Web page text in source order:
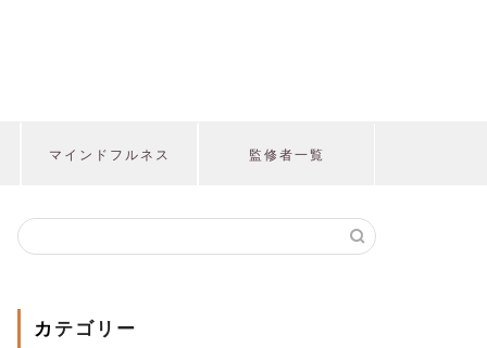
マインドフルネス 監修者一覧
カテゴリー